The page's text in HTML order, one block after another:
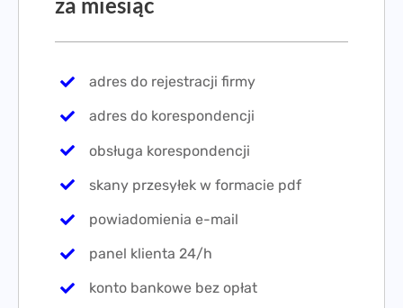
adres do rejestracji firmy
adres do korespondencji
obsługa korespondencji
skany przesyłek w formacie pdf
powiadomienia e-mail
panel klienta 24/h
konto bankowe bez opłat